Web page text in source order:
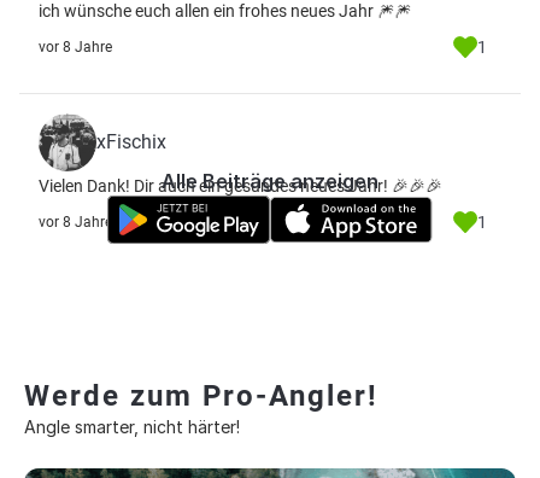
ich wünsche euch allen ein frohes neues Jahr 🎆🎆
vor 8 Jahre 1
xFischix
Vielen Dank! Dir auch ein gesundes neues Jahr! 🎉🎉🎉
vor 8 Jahre 1
Alle Beiträge anzeigen
Werde zum Pro-Angler!
Angle smarter, nicht härter!